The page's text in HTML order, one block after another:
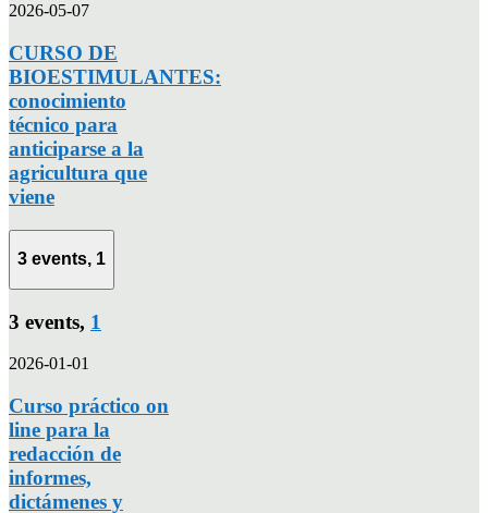
2026-05-07
CURSO DE
BIOESTIMULANTES:
conocimiento
técnico para
anticiparse a la
agricultura que
viene
3 events, 1
3 events, 1
2026-01-01
Curso práctico on
line para la
redacción de
informes,
dictámenes y